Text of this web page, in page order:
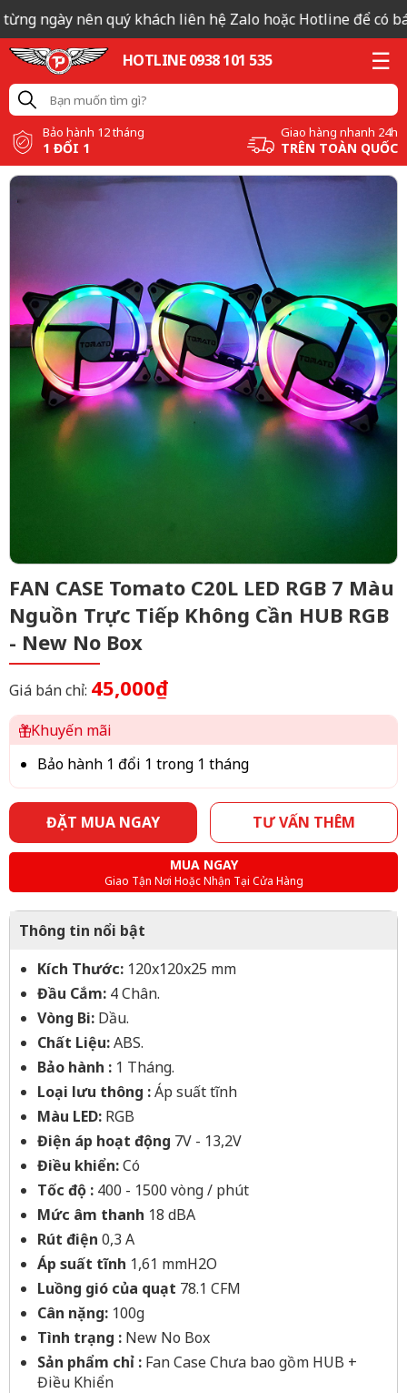
ngày nên quý khách liên hệ Zalo hoặc Hotline để có báo
HOTLINE 0938 101 535
Bảo hành 12 tháng
1 ĐỔI 1
Giao hàng nhanh 24h
TRÊN TOÀN QUỐC
FAN CASE Tomato C20L LED RGB 7 Màu
Nguồn Trực Tiếp Không Cần HUB RGB
- New No Box
Giá bán chỉ: 45,000₫
Khuyến mãi
Bảo hành 1 đổi 1 trong 1 tháng
ĐẶT MUA NGAY TƯ VẤN THÊM
MUA NGAY
Giao Tận Nơi Hoặc Nhận Tại Cửa Hàng
Thông tin nổi bật
Kích Thước: 120x120x25 mm
Đầu Cắm: 4 Chân.
Vòng Bi: Dầu.
Chất Liệu:ABS.
Bảo hành : 1 Tháng.
Loại lưu thông :Áp suất tĩnh
Màu LED: RGB
Điện áp hoạt động 7V - 13,2V
Điều khiển:Có
Tốc độ : 400 - 1500 vòng / phút
Mức âm thanh 18 dBA
Rút điện 0,3 A
Áp suất tĩnh 1,61 mmH2O
Luồng gió của quạt 78.1 CFM
Cân nặng: 100g
Tình trạng : New No Box
Sản phẩm chỉ : Fan Case Chưa bao gồm HUB +
Điều Khiển